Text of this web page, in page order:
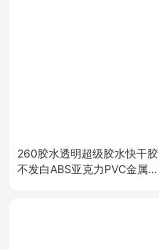
260胶水透明超级胶水快干胶
不发白ABS亚克力PVC金属陶